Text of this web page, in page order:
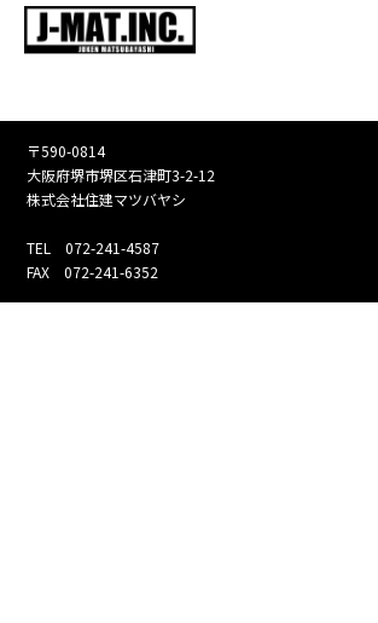
〒590-0814
大阪府堺市堺区石津町3-2-12
株式会社住建マツバヤシ
TEL 072-241-4587
FAX 072-241-6352